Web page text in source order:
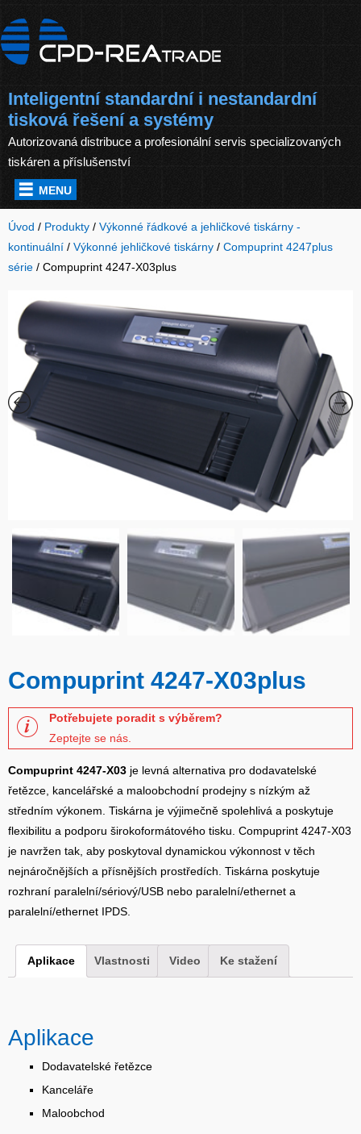
Inteligentní standardní i nestandardní
tisková řešení a systémy
Autorizovaná distribuce a profesionální servis specializovaných
tiskáren a příslušenství
MENU
Úvod / Produkty / Výkonné řádkové a jehličkové tiskárny -
kontinuální / Výkonné jehličkové tiskárny / Compuprint 4247plus
série / Compuprint 4247-X03plus
Compuprint 4247-X03plus
Potřebujete poradit s výběrem?
Zeptejte se nás.
Compuprint 4247-X03 je levná alternativa pro dodavatelské
řetězce, kancelářské a maloobchodní prodejny s nízkým až
středním výkonem. Tiskárna je výjimečně spolehlivá a poskytuje
flexibilitu a podporu širokoformátového tisku. Compuprint 4247-X03
je navržen tak, aby poskytoval dynamickou výkonnost v těch
nejnáročnějších a přísnějších prostředích. Tiskárna poskytuje
rozhraní paralelní/sériový/USB nebo paralelní/ethernet a
paralelní/ethernet IPDS.
Aplikace Vlastnosti Video Ke stažení
Aplikace
Dodavatelské řetězce
Kanceláře
Maloobchod